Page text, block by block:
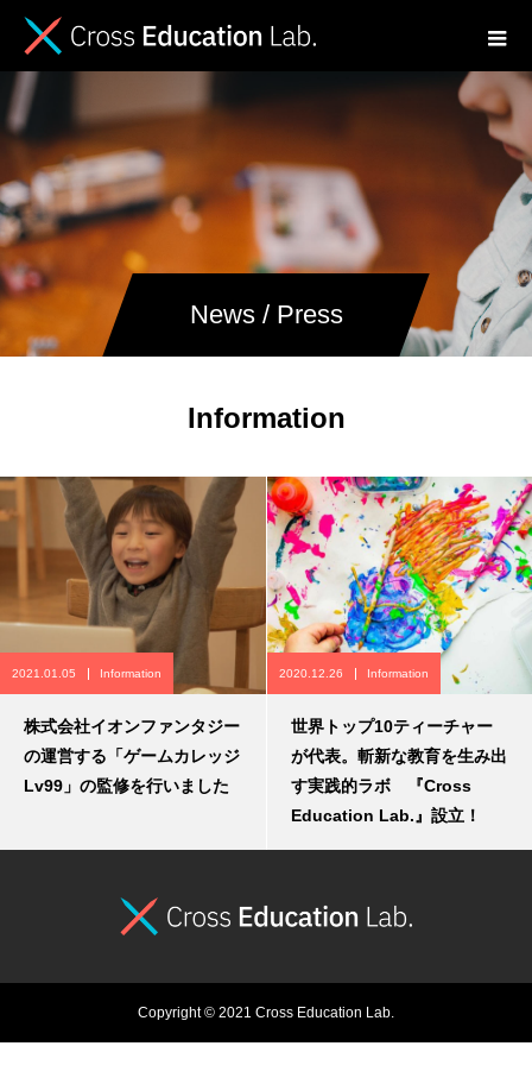
News / Press
Information
2021.01.05 Information
株式会社イオンファンタジー
の運営する「ゲームカレッジ
Lv99」の監修を行いました
2020.12.26 Information
世界トップ10ティーチャー
が代表。斬新な教育を生み出
す実践的ラボ 『Cross
Education Lab.』設立！
Copyright © 2021 Cross Education Lab.